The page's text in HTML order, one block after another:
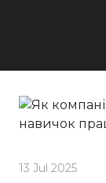
13 Jul 2025